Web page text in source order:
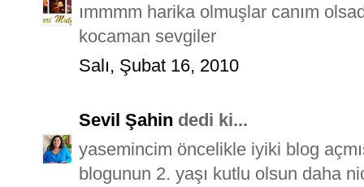
ımmmm harika olmuşlar canım
kocaman sevgiler
Salı, Şubat 16, 2010
Sevil Şahin dedi ki...
yasemincim öncelikle iyiki blog
blogunun 2. yaşı kutlu olsun daha